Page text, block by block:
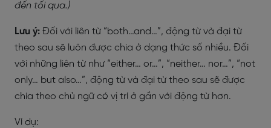
đến tối qua.)
Lưu ý: Đối với liên từ “both…and…”, động từ và đại từ
theo sau sẽ luôn được chia ở dạng thức số nhiều. Đối
với những liên từ như “either… or…”, “neither… nor…”, “not
only… but also…”, động từ và đại từ theo sau sẽ được
chia theo chủ ngữ có vị trí ở gần với động từ hơn.
Ví dụ: